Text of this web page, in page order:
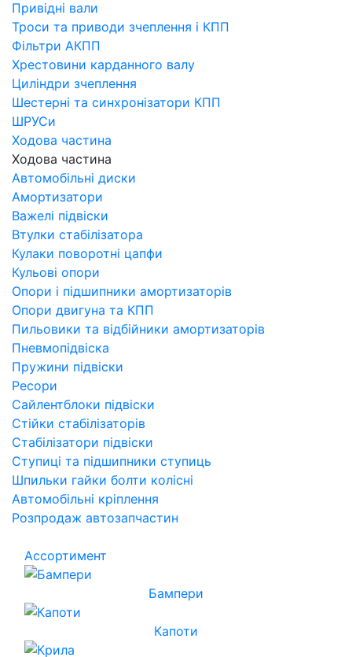
Привідні вали
Троси та приводи зчеплення і КПП
Фільтри АКПП
Хрестовини карданного валу
Циліндри зчеплення
Шестерні та синхронізатори КПП
ШРУСи
Ходова частина
Ходова частина
Автомобільні диски
Амортизатори
Важелі підвіски
Втулки стабілізатора
Кулаки поворотні цапфи
Кульові опори
Опори і підшипники амортизаторів
Опори двигуна та КПП
Пильовики та відбійники амортизаторів
Пневмопідвіска
Пружини підвіски
Ресори
Сайлентблоки підвіски
Стійки стабілізаторів
Стабілізатори підвіски
Ступиці та підшипники ступиць
Шпильки гайки болти колісні
Автомобільні кріплення
Розпродаж автозапчастин
Ассортимент
Бампери
Капоти